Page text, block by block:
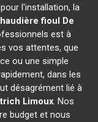
l'installation, la
fioul De
est à
vos attentes, que
ou une simple
dans les
désagrément lié à
Limoux. Nos
budget et nous